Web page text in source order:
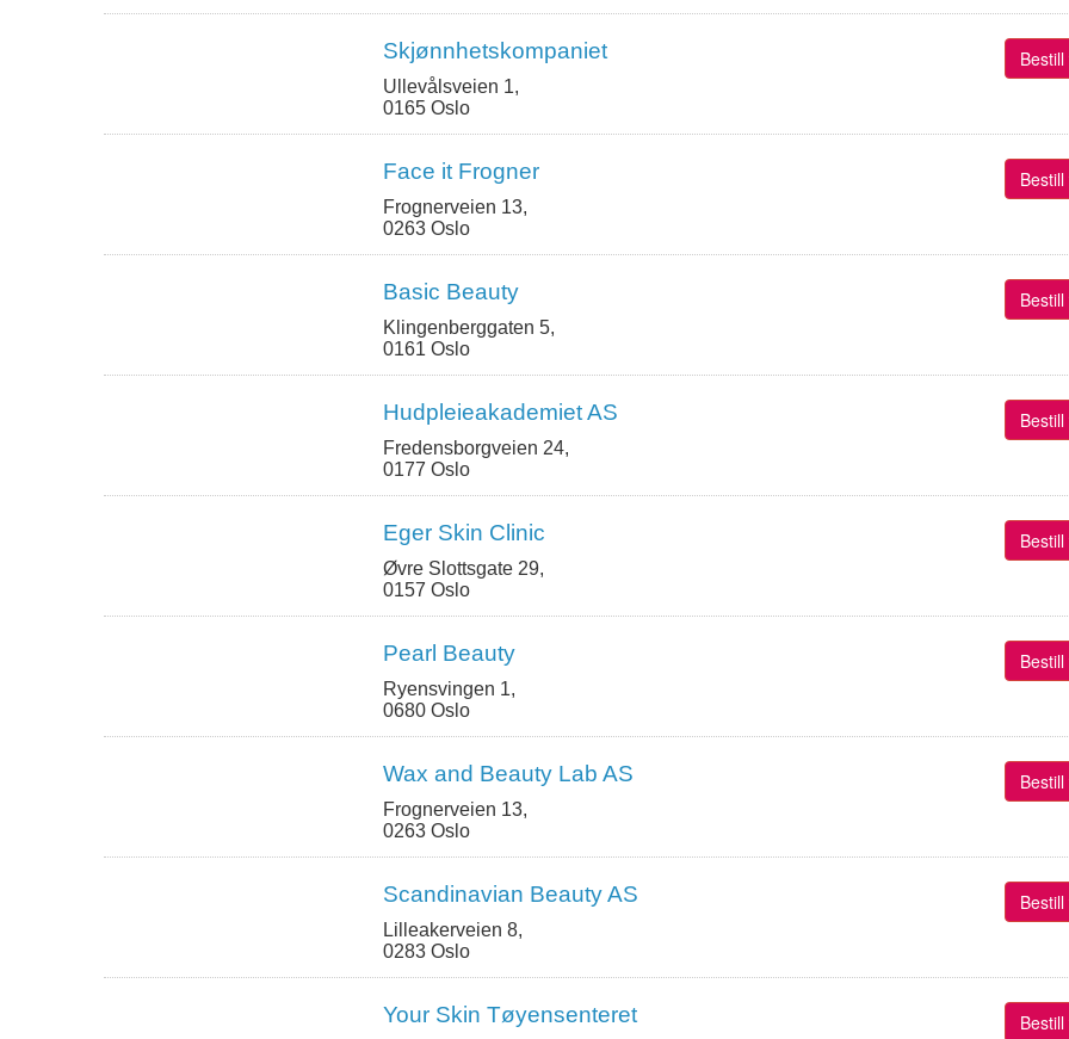
Skjønnhetskompaniet
Ullevålsveien 1,
0165 Oslo
Face it Frogner
Frognerveien 13,
0263 Oslo
Basic Beauty
Klingenberggaten 5,
0161 Oslo
Hudpleieakademiet AS
Fredensborgveien 24,
0177 Oslo
Eger Skin Clinic
Øvre Slottsgate 29,
0157 Oslo
Pearl Beauty
Ryensvingen 1,
0680 Oslo
Wax and Beauty Lab AS
Frognerveien 13,
0263 Oslo
Scandinavian Beauty AS
Lilleakerveien 8,
0283 Oslo
Your Skin Tøyensenteret